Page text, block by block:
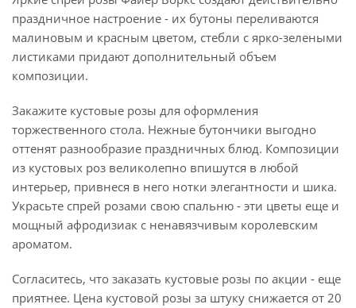
праздничное настроение - их бутоны переливаются
малиновым и красным цветом, стебли с ярко-зелеными
листиками придают дополнительный объем
композиции.
Закажите кустовые розы для оформления
торжественного стола. Нежные бутончики выгодно
оттенят разнообразие праздничных блюд. Композиции
из кустовых роз великолепно впишутся в любой
интерьер, привнеся в него нотки элегантности и шика.
Украсьте спрей розами свою спальню - эти цветы еще и
мощный афродизиак с ненавязчивым королевским
ароматом.
Согласитесь, что заказать кустовые розы по акции - еще
приятнее. Цена кустовой розы за штуку снижается от 20